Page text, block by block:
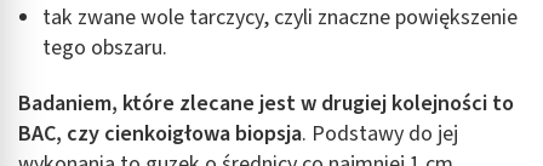
tak zwane wole tarczycy, czyli znaczne powiększenie
tego obszaru.
Badaniem, które zlecane jest w drugiej kolejności to
BAC, czy cienkoigłowa biopsja. Podstawy do jej